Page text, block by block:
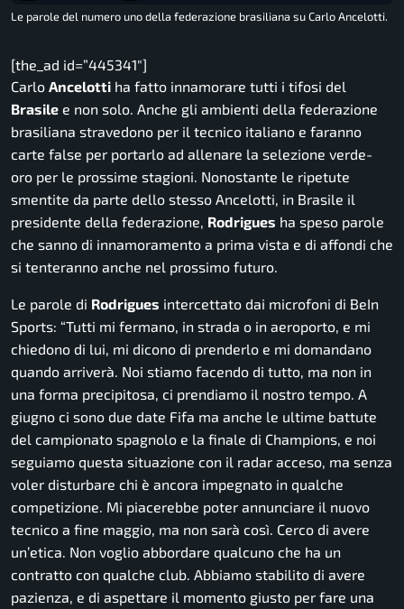
Le parole del numero uno della federazione brasiliana su Carlo Ancelotti.
[the_ad id=”445341″]
Carlo Ancelotti ha fatto innamorare tutti i tifosi del
Brasile e non solo. Anche gli ambienti della federazione
brasiliana stravedono per il tecnico italiano e faranno
carte false per portarlo ad allenare la selezione verde-
oro per le prossime stagioni. Nonostante le ripetute
smentite da parte dello stesso Ancelotti, in Brasile il
presidente della federazione, Rodrigues ha speso parole
che sanno di innamoramento a prima vista e di affondi che
si tenteranno anche nel prossimo futuro.
Le parole di Rodrigues intercettato dai microfoni di BeIn
Sports: “Tutti mi fermano, in strada o in aeroporto, e mi
chiedono di lui, mi dicono di prenderlo e mi domandano
quando arriverà. Noi stiamo facendo di tutto, ma non in
una forma precipitosa, ci prendiamo il nostro tempo. A
giugno ci sono due date Fifa ma anche le ultime battute
del campionato spagnolo e la finale di Champions, e noi
seguiamo questa situazione con il radar acceso, ma senza
voler disturbare chi è ancora impegnato in qualche
competizione. Mi piacerebbe poter annunciare il nuovo
tecnico a fine maggio, ma non sarà così. Cerco di avere
un’etica. Non voglio abbordare qualcuno che ha un
contratto con qualche club. Abbiamo stabilito di avere
pazienza, e di aspettare il momento giusto per fare una